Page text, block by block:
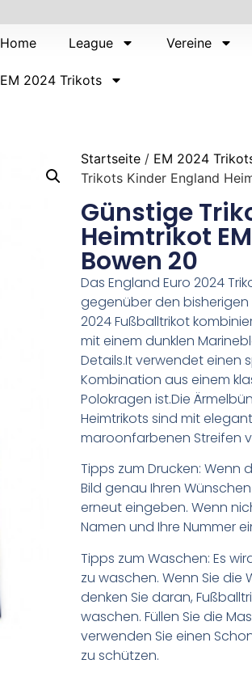
Home League Vereine
EM 2024 Trikots
Startseite / EM 2024
Trikots Kinder England
Günstige
Heimtrikot
Bowen 20
Das England Euro 2024
gegenüber den bisherigen
2024 Fußballtrikot
mit einem dunklen
Details.It verwendet einen
Kombination aus einem
Polokragen ist.Die
Heimtrikots sind mit
maroonfarbenen Streifen
Tipps zum Drucken: Wenn
Bild genau Ihren
erneut eingeben. Wenn
Namen und Ihre Nummer
Tipps zum Waschen: Es
zu waschen. Wenn Sie
denken Sie daran,
waschen. Füllen Sie die
verwenden Sie einen
zu schützen.